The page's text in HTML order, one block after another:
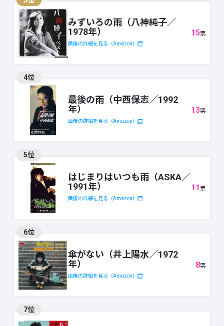
みずいろの雨（八神純子／
1978年）
画像の詳細を見る（Amazon）
15票
4位
最後の雨（中西保志／1992
年）
画像の詳細を見る（Amazon）
13票
5位
はじまりはいつも雨（ASKA／
1991年）
画像の詳細を見る（Amazon）
11票
6位
傘がない（井上陽水／1972
年）
画像の詳細を見る（Amazon）
8票
7位